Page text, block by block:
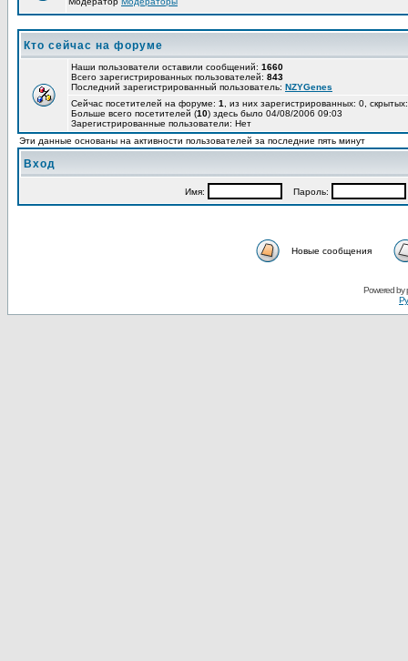
Кто сейчас на форуме
Наши пользователи оставили сообщений: 1660
Всего зарегистрированных пользователей: 843
Последний зарегистрированный пользователь: NZYGenes
Сейчас посетителей на форуме: 1
, из них зарегистрированных: 0,
Больше всего посетителей (10) здесь было 04/08/2006 09:03
Зарегистрированные пользователи: Нет
Эти данные основаны на активности пользователей за последние пять минут
Вход
Имя: Пароль:
Новые сообщения
Powered by